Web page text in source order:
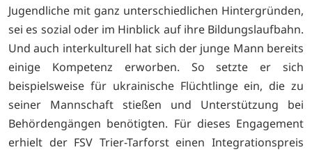
Jugendliche mit ganz unterschiedlichen Hintergründen,
sei es sozial oder im Hinblick auf ihre Bildungslaufbahn.
Und auch interkulturell hat sich der junge Mann bereits
einige Kompetenz erworben. So setzte er sich
beispielsweise für ukrainische Flüchtlinge ein, die zu
seiner Mannschaft stießen und Unterstützung bei
Behördengängen benötigten. Für dieses Engagement
erhielt der FSV Trier-Tarforst einen Integrationspreis